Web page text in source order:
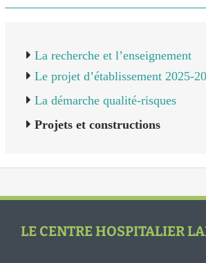
La recherche et l’enseignement
Le projet d’établissement 2025-
La démarche qualité-risques
Projets et constructions
LE CENTRE HOSPITALIER